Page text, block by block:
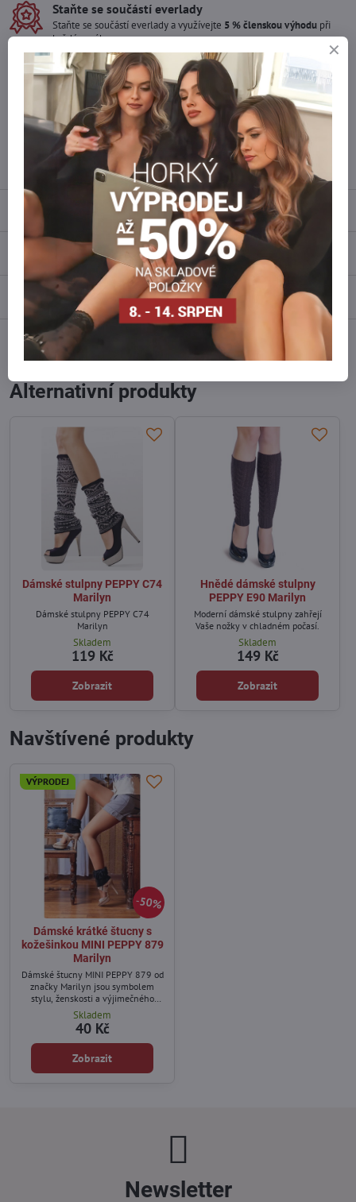
Staňte se součástí everlady
Staňte se součástí everlady a využívejte 5 % členskou výhodu při
každém nákupu.
Výhoda se vám automaticky uplatní v košíku.
Máte zájem o více kusů ?
Kontaktujte nás na mail, zboží pro Vás doskladníme!
info​@everlady​.eu
Popis
Diskuse 0
Facebook Reddit LinkedIn
mail
Alternativní produkty
Dámské stulpny PEPPY C74
Marilyn
Dámské stulpny PEPPY C74
Marilyn
Skladem
119 Kč
Zobrazit
Hnědé dámské stulpny
PEPPY E90 Marilyn
Moderní dámské stulpny zahřejí
Vaše nožky v chladném počasí.
Skladem
149 Kč
Zobrazit
Navštívené produkty
50%
VÝPRODEJ
Dámské krátké štucny s
kožešinkou MINI PEPPY 879
Marilyn
Dámské štucny MINI PEPPY 879 od
značky Marilyn jsou symbolem
stylu, ženskosti a výjimečného
pohodlí.
Skladem
40 Kč
Zobrazit
Newsletter